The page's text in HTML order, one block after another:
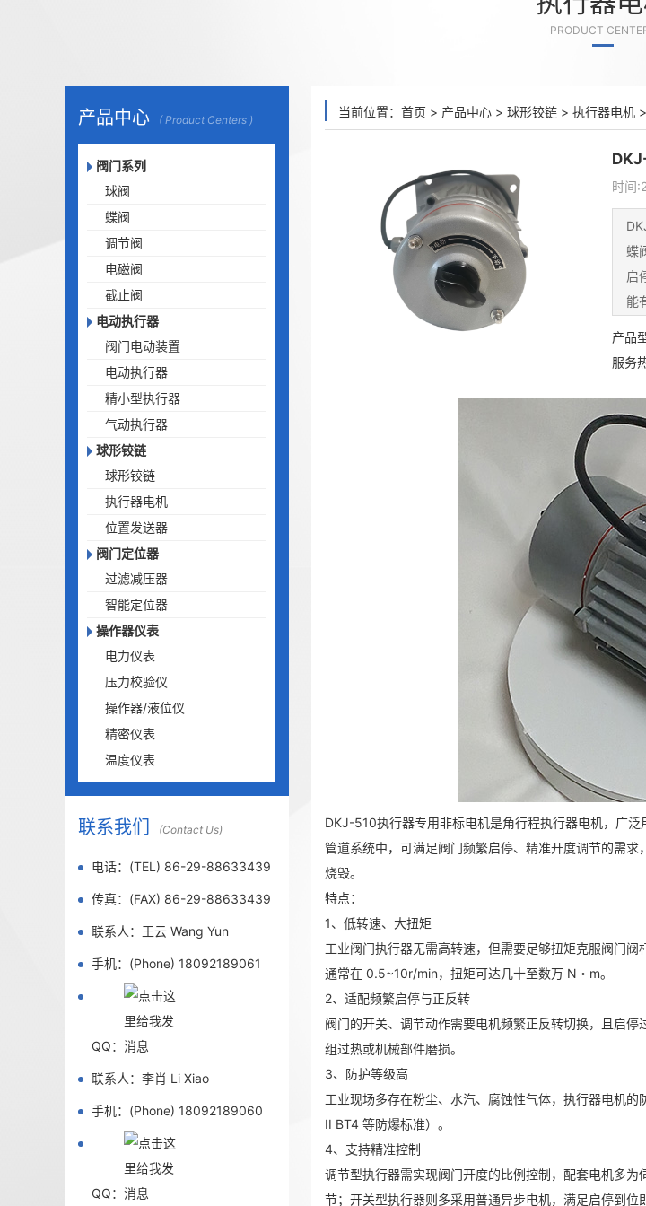
PRODUCT
产品中心 ( Product Centers )
阀门系列
球阀
蝶阀
调节阀
电磁阀
截止阀
电动执行器
阀门电动装置
电动执行器
精小型执行器
气动执行器
球形铰链
球形铰链
执行器电机
位置发送器
阀门定位器
过滤减压器
智能定位器
操作器仪表
电力仪表
压力校验仪
操作器/液位仪
精密仪表
温度仪表
联系我们 (Contact Us)
电话：(TEL) 86-29-88633439
传真：(FAX) 86-29-88633439
联系人：王云 Wang Yun
手机：(Phone) 18092189061
QQ：
联系人：李肖 Li Xiao
手机：(Phone) 18092189060
QQ：
当前位置： 首页 > 产品中心 > 球形铰链 > 执行器电机 >
时间
蝶
启
能
产品
服务
DKJ-510执行器专用非标电机是角行程执行器电机，广
管道系统中，可满足阀门频繁启停、精准开度调节的需
烧毁。
特点：
1、低转速、大扭矩
工业阀门执行器无需高转速，但需要足够扭矩克服阀门
通常在 0.5~10r/min，扭矩可达几十至数万 N・m。
2、适配频繁启停与正反转
阀门的开关、调节动作需要电机频繁正反转切换，且启
组过热或机械部件磨损。
3、防护等级高
工业现场多存在粉尘、水汽、腐蚀性气体，执行器电机
II BT4 等防爆标准）。
4、支持精准控制
调节型执行器需实现阀门开度的比例控制，配套电机多
节；开关型执行器则多采用普通异步电机，满足启停到位